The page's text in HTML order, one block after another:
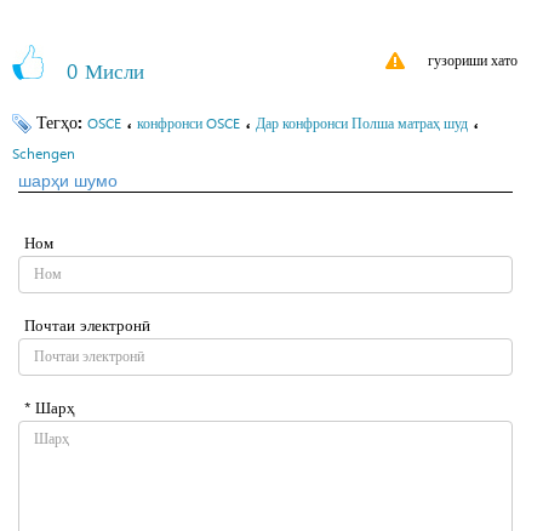
0 Мисли гузориши хато
Тегҳо: OSCE ، конфронси OSCE ، Дар конфронси Полша матраҳ шуд ،
Schengen
шарҳи шумо
Ном
Почтаи электронӣ
* Шарҳ